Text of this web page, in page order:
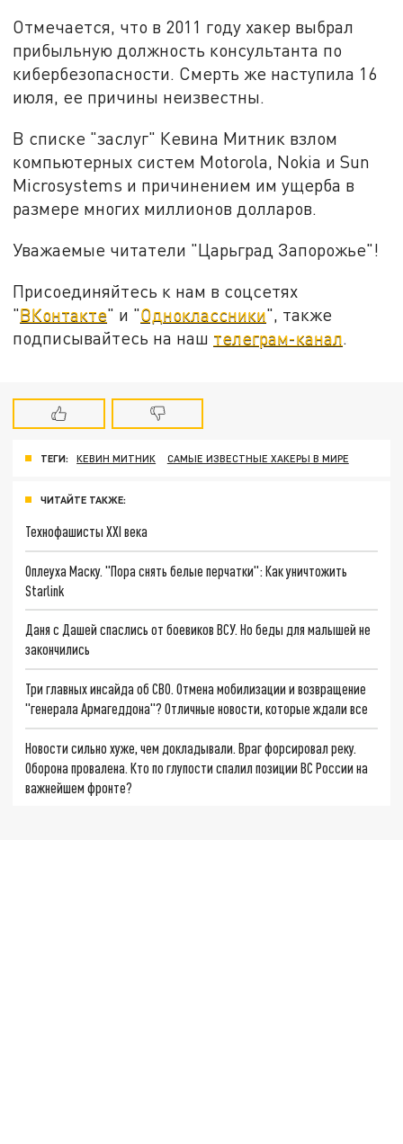
Отмечается, что в 2011 году хакер выбрал
прибыльную должность консультанта по
кибербезопасности. Смерть же наступила 16
июля, ее причины неизвестны.
В списке "заслуг" Кевина Митник взлом
компьютерных систем Motorola, Nokia и Sun
Microsystems и причинением им ущерба в
размере многих миллионов долларов.
Уважаемые читатели "Царьград Запорожье"!
Присоединяйтесь к нам в соцсетях
"ВКонтакте" и "Одноклассники", также
подписывайтесь на наш телеграм-канал
ТЕГИ: КЕВИН МИТНИК САМЫЕ ИЗВЕСТНЫЕ ХАКЕРЫ В МИРЕ
ЧИТАЙТЕ ТАКЖЕ:
Технофашисты XXI века
Оплеуха Маску. "Пора снять белые перчатки": Как уничтожить
Starlink
Даня с Дашей спаслись от боевиков ВСУ. Но беды для малышей не
закончились
Три главных инсайда об СВО. Отмена мобилизации и возвращение
"генерала Армагеддона"? Отличные новости, которые ждали все
Новости сильно хуже, чем докладывали. Враг форсировал реку.
Оборона провалена. Кто по глупости спалил позиции ВС России на
важнейшем фронте?